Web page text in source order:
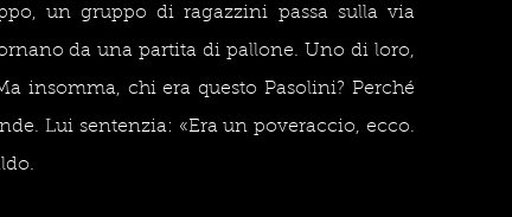
un gruppo di ragazzini passa sulla via
da una partita di pallone. Uno di loro,
insomma, chi era questo Pasolini? Perché
Lui sentenzia: «Era un poveraccio, ecco.